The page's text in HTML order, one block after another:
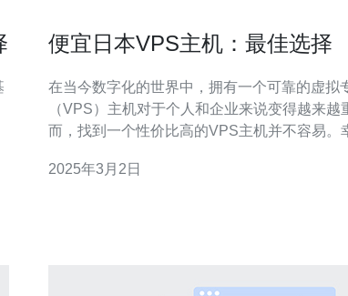
便宜日本VPS主机：最佳选择
在当今数字化的世界中，拥有一个可靠的虚拟
（VPS）主机对于个人和企业来说变得越来越
而，找到一个性价比高的VPS主机并不容易。
作为亚洲的科技中心，拥有出色的网络基础设
2025年3月2日